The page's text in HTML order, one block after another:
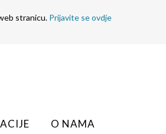
stranicu. Prijavite se ovdje
O NAMA